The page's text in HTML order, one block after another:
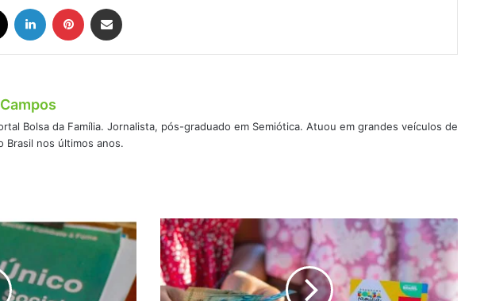
Linkedin Pinterest
Bolsa da Família. Jornalista, pós-graduado em Semiótica. Atuou em grandes veículos de
Brasil nos últimos anos.
Justiça
pode
bloquear
conta
do